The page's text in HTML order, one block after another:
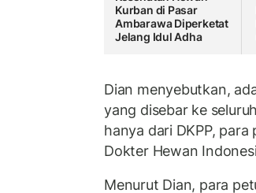
Kurban di Pasar
Ambarawa Diperketat
Jelang Idul Adha
Dian menyebutkan,
yang disebar ke
hanya dari DKPP,
Dokter Hewan
Menurut Dian, para